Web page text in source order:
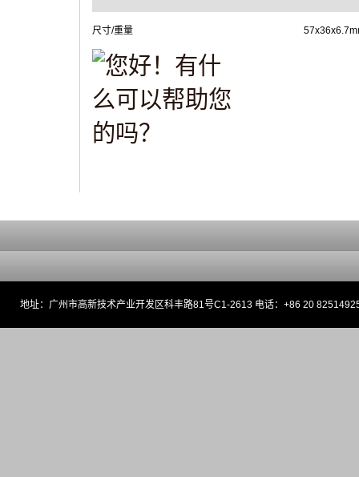
尺寸/重量
地址：广州市高新技术产业开发区科丰路81号C1-2613 电话：+86 20